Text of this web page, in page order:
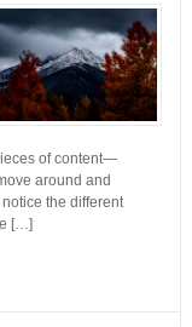
of content—
around and
the different
[…]